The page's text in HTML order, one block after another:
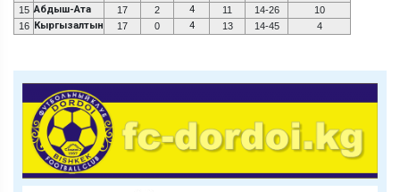
15 Абдыш-Ата 17 2 4 11 14-26
10
16 Кыргызалтын 17 0 4 13 14-45 4